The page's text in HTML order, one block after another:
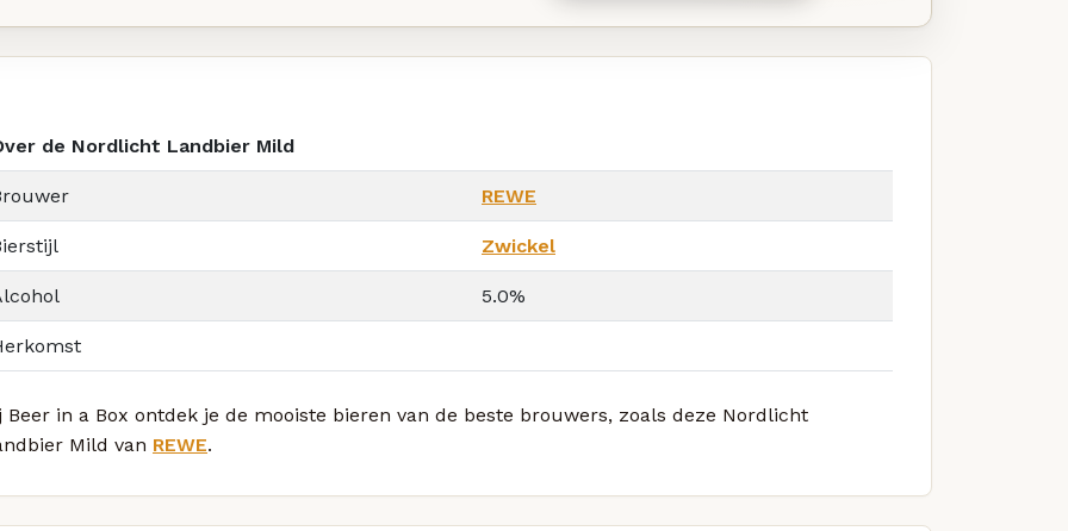
de Nordlicht Landbier Mild
REWE
Zwickel
5.0%
Beer in a Box ontdek je de mooiste bieren van de beste brouwers, zoals deze Nordlicht
Mild van REWE.